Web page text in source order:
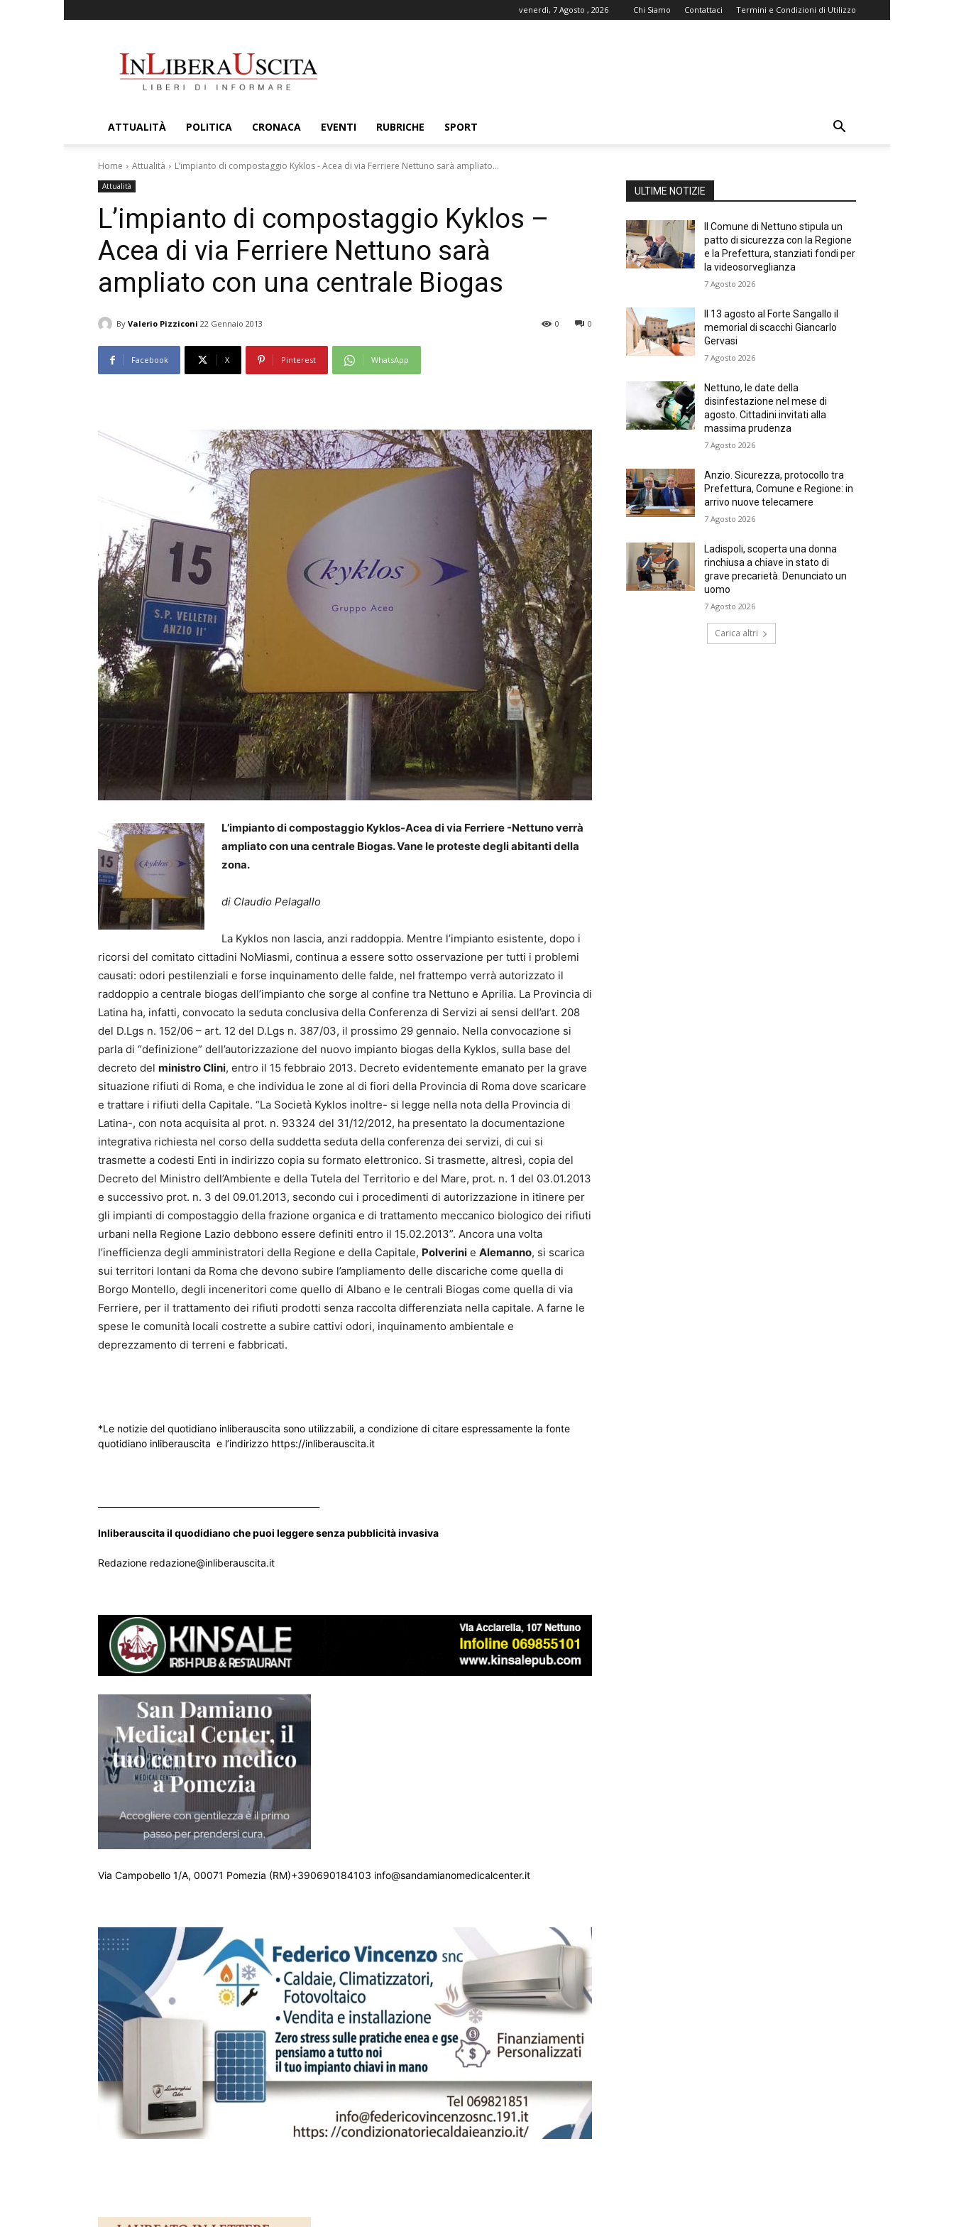
venerdì, 7 Agosto , 2026 Chi Siamo Contattaci Termini e Condizioni di Utilizzo
ATTUALITÀ POLITICA CRONACA EVENTI RUBRICHE SPORT
Home Attualità L’impianto di compostaggio Kyklos - Acea di via Ferriere Nettuno sarà ampliato...
Attualità
L’impianto di compostaggio Kyklos –
Acea di via Ferriere Nettuno sarà
ampliato con una centrale Biogas
By Valerio Pizziconi 22 Gennaio 2013 0
0
Facebook X Pinterest WhatsApp
L’impianto di compostaggio Kyklos-Acea di via Ferriere -Nettuno verrà
ampliato con una centrale Biogas. Vane le proteste degli abitanti della
zona.
di Claudio Pelagallo
La Kyklos non lascia, anzi raddoppia. Mentre l’impianto esistente, dopo i
ricorsi del comitato cittadini NoMiasmi, continua a essere sotto osservazione per tutti i problemi
causati: odori pestilenziali e forse inquinamento delle falde, nel frattempo verrà autorizzato il
raddoppio a centrale biogas dell’impianto che sorge al confine tra Nettuno e Aprilia. La Provincia di
Latina ha, infatti, convocato la seduta conclusiva della Conferenza di Servizi ai sensi dell’art. 208
del D.Lgs n. 152/06 – art. 12 del D.Lgs n. 387/03, il prossimo 29 gennaio. Nella convocazione si
parla di “definizione” dell’autorizzazione del nuovo impianto biogas della Kyklos, sulla base del
decreto del ministro Clini, entro il 15 febbraio 2013. Decreto evidentemente emanato per la grave
situazione rifiuti di Roma, e che individua le zone al di fiori della Provincia di Roma dove scaricare
e trattare i rifiuti della Capitale. “La Società Kyklos inoltre- si legge nella nota della Provincia di
Latina-, con nota acquisita al prot. n. 93324 del 31/12/2012, ha presentato la documentazione
integrativa richiesta nel corso della suddetta seduta della conferenza dei servizi, di cui si
trasmette a codesti Enti in indirizzo copia su formato elettronico. Si trasmette, altresì, copia del
Decreto del Ministro dell’Ambiente e della Tutela del Territorio e del Mare, prot. n. 1 del 03.01.2013
e successivo prot. n. 3 del 09.01.2013, secondo cui i procedimenti di autorizzazione in itinere per
gli impianti di compostaggio della frazione organica e di trattamento meccanico biologico dei rifiuti
urbani nella Regione Lazio debbono essere definiti entro il 15.02.2013”. Ancora una volta
l’inefficienza degli amministratori della Regione e della Capitale, Polverini e Alemanno, si scarica
sui territori lontani da Roma che devono subire l’ampliamento delle discariche come quella di
Borgo Montello, degli inceneritori come quello di Albano e le centrali Biogas come quella di via
Ferriere, per il trattamento dei rifiuti prodotti senza raccolta differenziata nella capitale. A farne le
spese le comunità locali costrette a subire cattivi odori, inquinamento ambientale e
deprezzamento di terreni e fabbricati.
*Le notizie del quotidiano inliberauscita sono utilizzabili, a condizione di citare espressamente la fonte
quotidiano inliberauscita e l’indirizzo https://inliberauscita.it
Inliberauscita il quodidiano che puoi leggere senza pubblicità invasiva
Redazione redazione@inliberauscita.it
Via Campobello 1/A, 00071 Pomezia (RM)+390690184103 info@sandamianomedicalcenter.it
ULTIME NOTIZIE
Il Comune di Nettuno stipula un
patto di sicurezza con la Regione
e la Prefettura, stanziati fondi per
la videosorveglianza
7 Agosto 2026
Il 13 agosto al Forte Sangallo il
memorial di scacchi Giancarlo
Gervasi
7 Agosto 2026
Nettuno, le date della
disinfestazione nel mese di
agosto. Cittadini invitati alla
massima prudenza
7 Agosto 2026
Anzio. Sicurezza, protocollo tra
Prefettura, Comune e Regione: in
arrivo nuove telecamere
7 Agosto 2026
Ladispoli, scoperta una donna
rinchiusa a chiave in stato di
grave precarietà. Denunciato un
uomo
7 Agosto 2026
Carica altri